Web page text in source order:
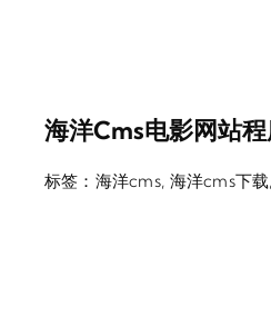
海洋cms电影网站
标签： 海洋cms, 海洋cms下载,